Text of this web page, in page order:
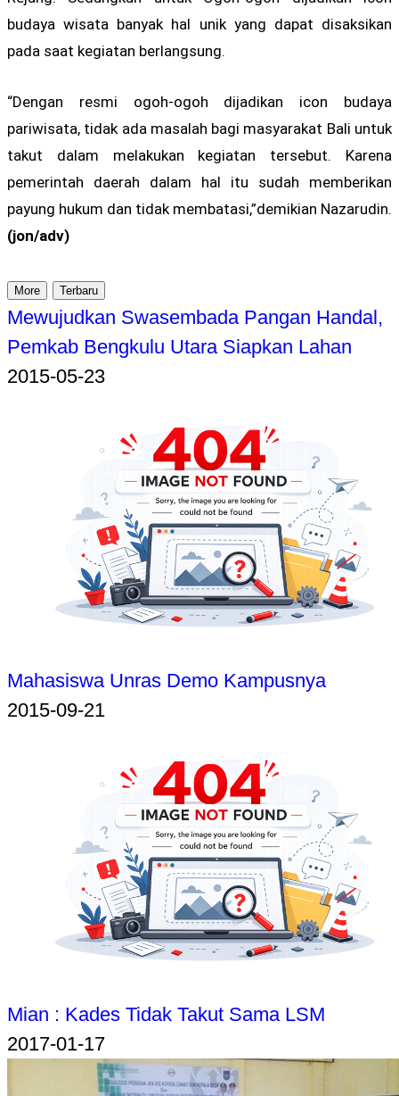
budaya wisata banyak hal unik yang dapat disaksikan
pada saat kegiatan berlangsung.
“Dengan resmi ogoh-ogoh dijadikan icon budaya
pariwisata, tidak ada masalah bagi masyarakat Bali untuk
takut dalam melakukan kegiatan tersebut. Karena
pemerintah daerah dalam hal itu sudah memberikan
payung hukum dan tidak membatasi,”demikian Nazarudin.
(jon/adv)
More Terbaru
Mewujudkan Swasembada Pangan Handal,
Pemkab Bengkulu Utara Siapkan Lahan
2015-05-23
Mahasiswa Unras Demo Kampusnya
2015-09-21
Mian : Kades Tidak Takut Sama LSM
2017-01-17